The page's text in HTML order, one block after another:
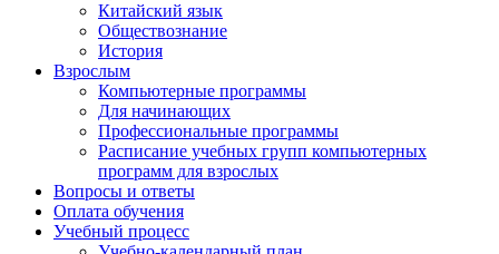
Китайский язык
Обществознание
История
Взрослым
Компьютерные программы
Для начинающих
Профессиональные программы
Расписание учебных групп компьютерных
программ для взрослых
Вопросы и ответы
Оплата обучения
Учебный процесс